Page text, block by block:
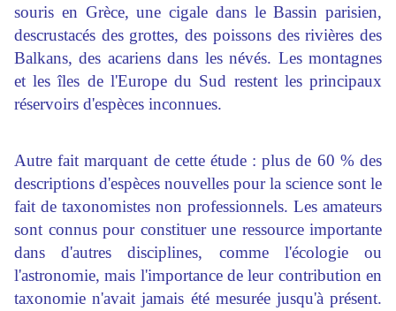
souris en Grèce, une cigale dans le Bassin parisien,
descrustacés des grottes, des poissons des rivières des
Balkans, des acariens dans les névés. Les montagnes
et les îles de l'Europe du Sud restent les principaux
réservoirs d'espèces inconnues.
Autre fait marquant de cette étude : plus de 60 % des
descriptions d'espèces nouvelles pour la science sont le
fait de taxonomistes non professionnels. Les amateurs
sont connus pour constituer une ressource importante
dans d'autres disciplines, comme l'écologie ou
l'astronomie, mais l'importance de leur contribution en
taxonomie n'avait jamais été mesurée jusqu'à présent.